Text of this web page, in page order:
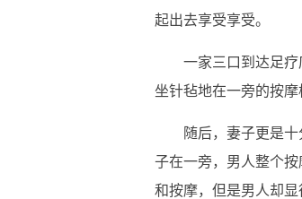
起出去享受享受。
一家三口到达足
坐针毡地在一旁的按摩
随后，妻子更是
子在一旁，男人整个
和按摩，但是男人却